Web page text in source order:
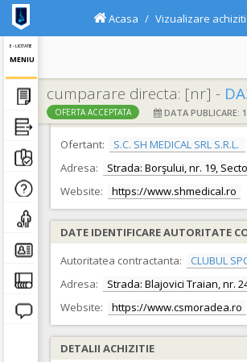
E - LICITATIE
MENIU
Acasa Vizualizare
cumparare directa: [nr] -
OFERTA ACCEPTATA DATA PUBLICARE:
DATE IDENTIFICARE OFERTANT
Ofertant:
S.C. SH MEDICAL SRL S.R.L.
Adresa:
Strada: Borşului, nr. 19,
Website:
https://www.shmedical.ro
DATE IDENTIFICARE AUTORITATE
Autoritatea contractanta:
CLUBUL
Adresa:
Strada: Blajovici Traian, nr.
Website:
https://www.csmoradea.ro
DETALII ACHIZITIE